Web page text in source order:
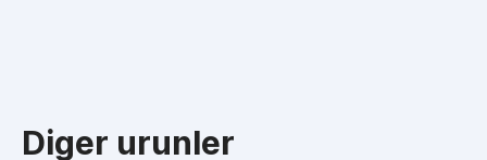
Diger urunler